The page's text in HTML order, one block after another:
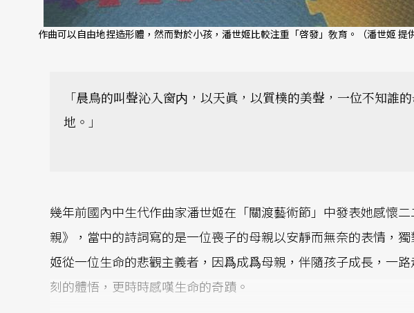
作曲可以自由地捏造形體，然而對於小孩，潘世姬比較注重「啓發」敎育。（潘世姬 提供
「晨鳥的叫聲沁入窗内，以天眞，以質樸的美聲，一位不知誰
地。」
幾年前國內中生代作曲家潘世姬在「關渡藝術節」中發表她感懷
親》，當中的詩詞寫的是一位喪子的母親以安靜而無奈的表情，
姬從一位生命的悲觀主義者，因爲成爲母親，伴隨孩子成長，一
刻的體悟，更時時感嘆生命的奇蹟。